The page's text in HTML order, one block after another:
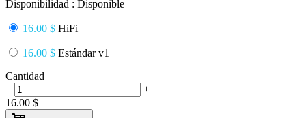
Disponibilidad : Disponible
16.00 $ HiFi
16.00 $ Estándar v1
Cantidad
−
+
16.00 $